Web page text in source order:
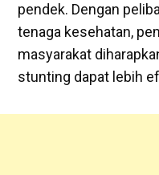
pendek. Dengan
tenaga kesehatan,
masyarakat
stunting dapat lebih